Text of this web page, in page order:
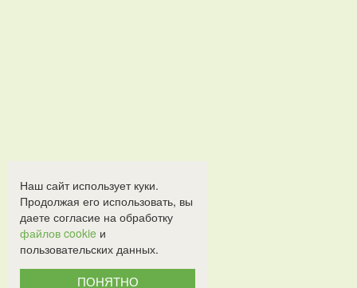
Наш сайт использует куки.
Продолжая его использовать, вы
даете согласие на обработку
файлов cookie и
пользовательских данных.
ПОНЯТНО